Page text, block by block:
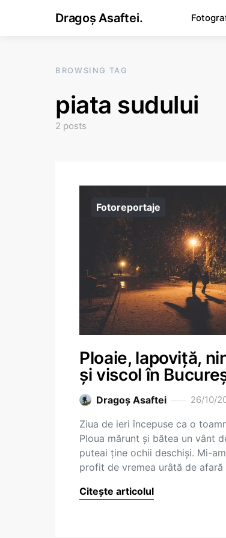
Dragoș Asaftei.
BROWSING TAG
piata sudului
2 posts
Fotoreportaje
Ploaie, lapoviță,
și viscol în
Dragoş Asaftei 26/10/
Ziua de ieri începuse ca o
Ploua mărunt și bătea un vânt
puteai ține ochii deschiși. Mi-
profit de vremea urâtă de
Citește articolul